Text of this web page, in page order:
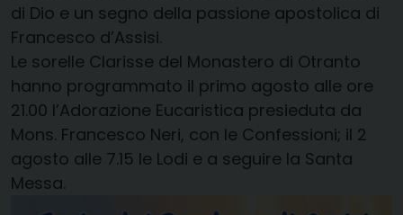
di Dio e un segno della passione apostolica di
Francesco d’Assisi.
Le sorelle Clarisse del Monastero di Otranto
hanno programmato il primo agosto alle ore
21.00 l’Adorazione Eucaristica presieduta da
Mons. Francesco Neri, con le Confessioni; il 2
agosto alle 7.15 le Lodi e a seguire la Santa
Messa.